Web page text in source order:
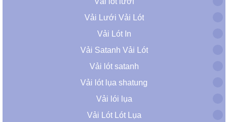
Vải Lưới Vải Lót
Vải Lót In
Vải Satanh Vải Lót
Vải lót satanh
Vải lót lụa shatung
Vải lói lụa
Vải Lót Lót Lụa